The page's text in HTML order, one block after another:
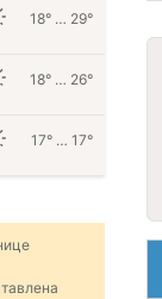
18° … 29°
18° … 26°
17° … 17°